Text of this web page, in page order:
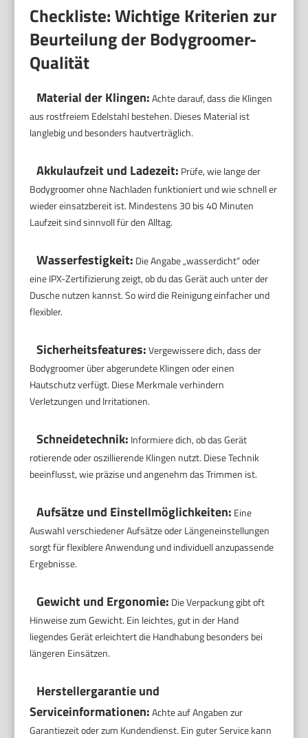
Checkliste: Wichtige Kriterien zur
Beurteilung der Bodygroomer-
Qualität
Material der Klingen:Achte darauf, dass die Klingen
aus rostfreiem Edelstahl bestehen. Dieses Material ist
langlebig und besonders hautverträglich.
Akkulaufzeit und Ladezeit: Prüfe, wie lange der
Bodygroomer ohne Nachladen funktioniert und wie schnell er
wieder einsatzbereit ist. Mindestens 30 bis 40 Minuten
Laufzeit sind sinnvoll für den Alltag.
Wasserfestigkeit: Die Angabe „wasserdicht“ oder
eine IPX-Zertifizierung zeigt, ob du das Gerät auch unter der
Dusche nutzen kannst. So wird die Reinigung einfacher und
flexibler.
Sicherheitsfeatures:Vergewissere dich, dass der
Bodygroomer über abgerundete Klingen oder einen
Hautschutz verfügt. Diese Merkmale verhindern
Verletzungen und Irritationen.
Schneidetechnik: Informiere dich, ob das Gerät
rotierende oder oszillierende Klingen nutzt. Diese Technik
beeinflusst, wie präzise und angenehm das Trimmen ist.
Aufsätze und Einstellmöglichkeiten: Eine
Auswahl verschiedener Aufsätze oder Längeneinstellungen
sorgt für flexiblere Anwendung und individuell anzupassende
Ergebnisse.
Gewicht und Ergonomie: Die Verpackung gibt oft
Hinweise zum Gewicht. Ein leichtes, gut in der Hand
liegendes Gerät erleichtert die Handhabung besonders bei
längeren Einsätzen.
Herstellergarantie und
Serviceinformationen:Achte auf Angaben zur
Garantiezeit oder zum Kundendienst. Ein guter Service kann